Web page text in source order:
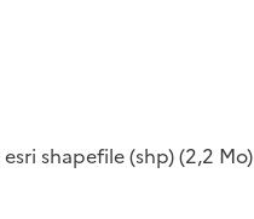
esri shapefile (shp)(2,2 Mo)